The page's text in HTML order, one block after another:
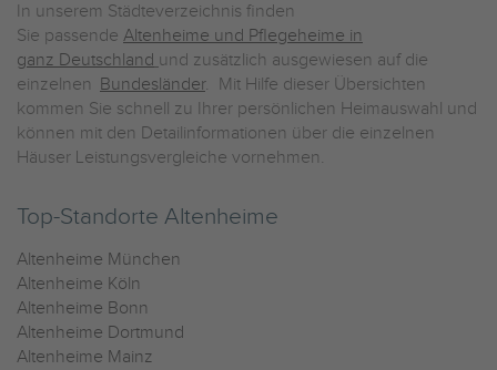
In unserem Städteverzeichnis finden
Sie passende Altenheime und Pflegeheime in
ganz Deutschland und zusätzlich ausgewiesen auf die
einzelnen Bundesländer. Mit Hilfe dieser Übersichten
kommen Sie schnell zu Ihrer persönlichen Heimauswahl und
können mit den Detailinformationen über die einzelnen
Häuser Leistungsvergleiche vornehmen.
Top-Standorte Altenheime
Altenheime München
Altenheime Köln
Altenheime Bonn
Altenheime Dortmund
Altenheime Mainz